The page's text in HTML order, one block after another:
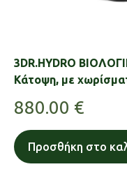
3DR.HYDRO
Κάτοψη, με
880.00 €
Προσθήκη στο